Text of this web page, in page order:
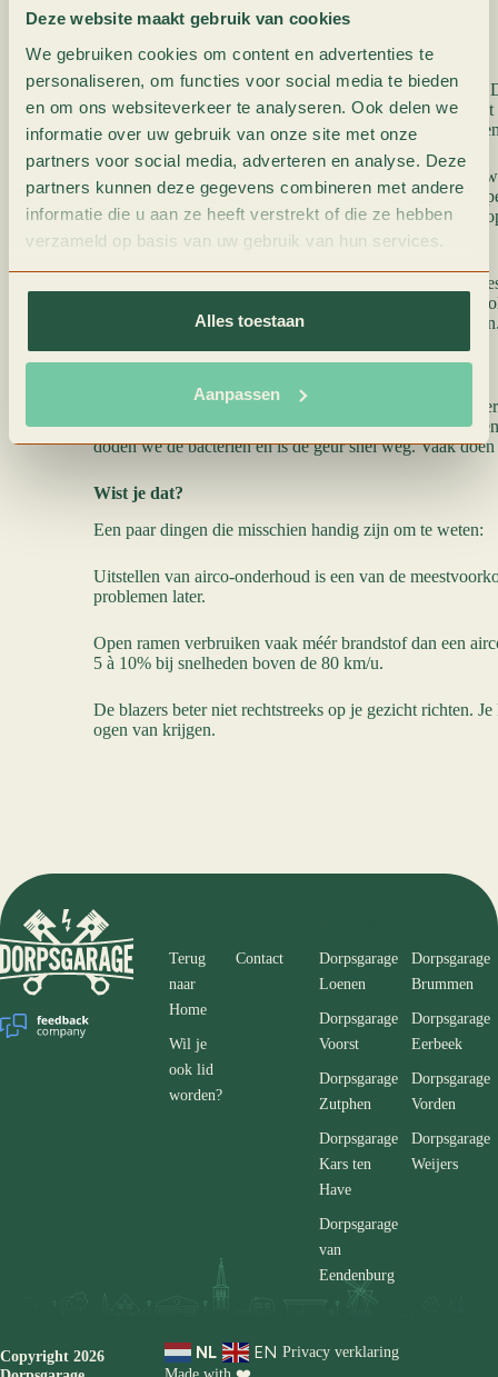
Deze website maakt gebruik van cookies
We gebruiken cookies om content en advertenties te
personaliseren, om functies voor social media te bieden
en om ons websiteverkeer te analyseren. Ook delen we
informatie over uw gebruik van onze site met onze
partners voor social media, adverteren en analyse. Deze
partners kunnen deze gegevens combineren met andere
informatie die u aan ze heeft verstrekt of die ze hebben
verzameld op basis van uw gebruik van hun services.
Alles toestaan
Aanpassen
Hoe werkt onze service?
We sluiten een speciale machine aan op je aircosysteem.
koudemiddel en de oude olie eruit, terwijl-ie precies
belangrijk: klopt de hoeveelheid niet, dan zit er ergens
Dan stoppen we de service en gaan
het systeem onder druk met stikstof en zoeken met een
koudemiddel ontsnapt. Pas als we het probleem hebben
weer.
Dan voert de machine zelf eerst een
systeem dicht is. Vervolgens vult-ie automatisch nieuwe
koudemiddel bij. Klaar om weer koel de zomer in te
Dat zijn bacteriën op de verdamper en in het
onaangenaam om in te ademen. Met een speciale spray
doden we de bacteriën en is de geur snel weg. Vaak
Wist je dat?
Een paar dingen die misschien handig zijn om te weten:
Uitstellen van airco-onderhoud is een van de
problemen later.
Open ramen verbruiken vaak méér brandstof dan een
5 à 10% bij snelheden boven de 80 km/u.
De blazers beter niet rechtstreeks op je gezicht richten.
ogen van krijgen.
Terug
naar
Home
Contact
Wil je
ook lid
worden?
Dorpsgarage
Loenen
Dorpsgarage
Brummen
Dorpsgarage
Voorst
Dorpsgarage
Eerbeek
Dorpsgarage
Zutphen
Dorpsgarage
Vorden
Dorpsgarage
Kars ten
Have
Dorpsgarage
Weijers
Dorpsgarage
van
Eendenburg
Copyright 2026
NL EN Privacy verklaring